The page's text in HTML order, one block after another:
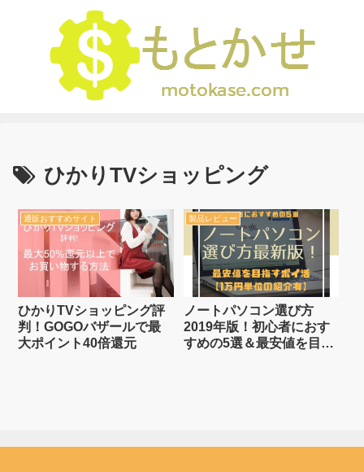
ひかりTVショッピング
通販おすすめサイト
ひかりTVショッピング評
判！GOGOバザールで最
大ポイント40倍還元
製品レビュー
ノートパソコン選び方
2019年版！初心者におす
すめの5選＆最安値を目指